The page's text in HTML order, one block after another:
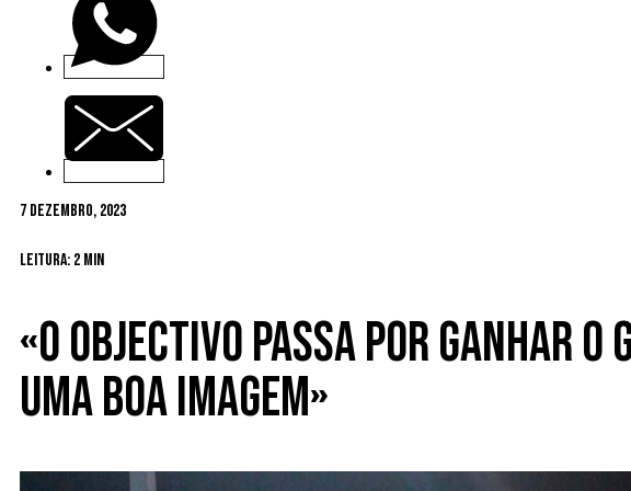
7 Dezembro, 2023
Leitura: 2 min
«O objectivo passa por ganhar o
uma boa imagem»